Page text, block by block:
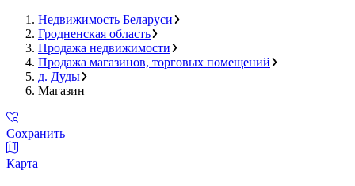
Недвижимость Беларуси
Гродненская область
Продажа недвижимости
Продажа магазинов, торговых помещений
д. Дуды
Магазин
Сохранить
Карта